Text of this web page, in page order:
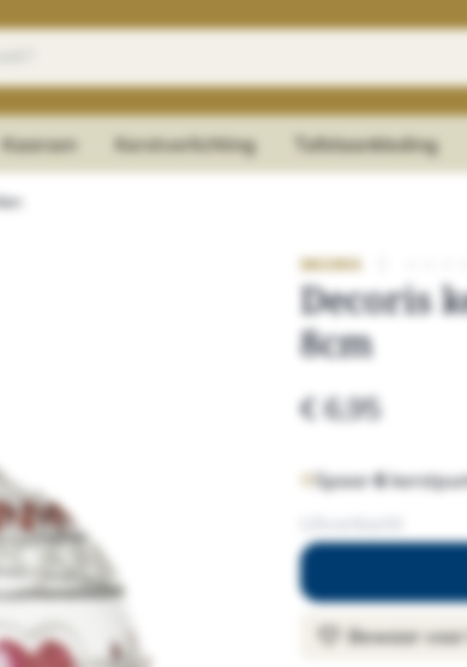
Kaarsen Kerstverlichting Tafelaankleding
Decoris
8cm
€ 6,95
Spaar6
Bewaar